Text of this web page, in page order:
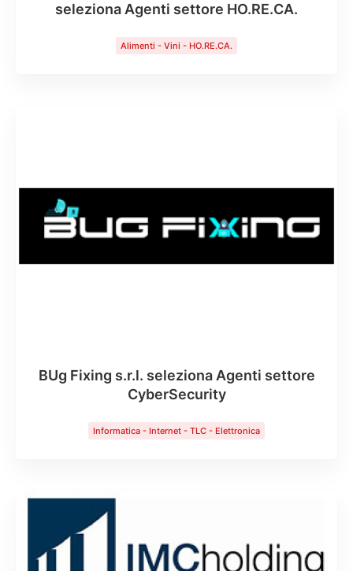
seleziona Agenti settore HO.RE.CA.
Alimenti - Vini - HO.RE.CA.
BUg Fixing s.r.l. seleziona Agenti settore
CyberSecurity
Informatica - Internet - TLC - Elettronica